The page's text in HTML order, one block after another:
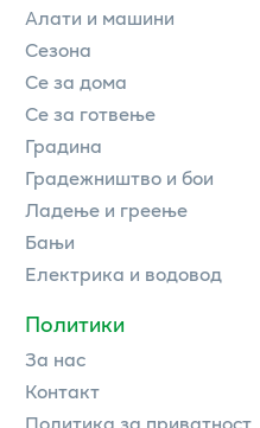
Алати и машини
Сезона
Се за дома
Се за готвење
Градина
Градежништво и бои
Ладење и греење
Бањи
Електрика и водовод
Политики
За нас
Контакт